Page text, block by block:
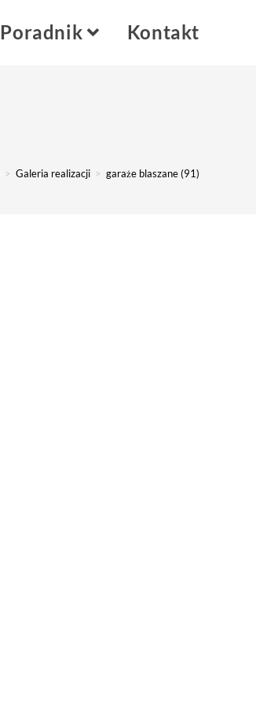
Poradnik Kontakt
> Galeria realizacji > garaże blaszane (91)